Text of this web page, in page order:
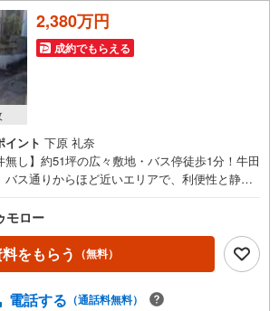
2,380万円
成約でもらえる
イント 下原 礼奈
無し】約51坪の広々敷地・バス停徒歩1分！牛田
バス通りからほど近いエリアで、利便性と静け
停 徒歩1分 ・建築条件無し・解体更地渡し予
路幅員約1m セットバック要。 ※建物手前ま
員は約2.5mあるため、セットバック後は車両通
モロー
をもらう （無料）
電話する （通話料無料）